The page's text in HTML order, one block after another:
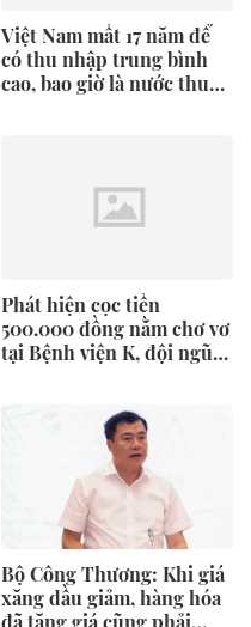
Việt Nam mất 17 năm để
có thu nhập trung bình
cao, bao giờ là nước thu
Phát hiện cọc tiền
500.000 đồng nằm chơ vơ
tại Bệnh viện K, đội ngũ
Bộ Công Thương: Khi giá
xăng dầu giảm, hàng hóa